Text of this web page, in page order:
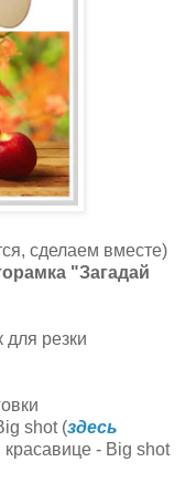
сделаем вместе)
"Загадай
резки
shot (здесь
- Big shot